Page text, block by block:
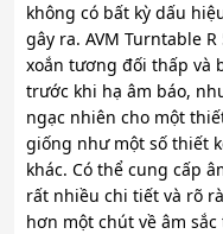
không có bất kỳ dấu
gây ra. AVM Turntable
xoắn tương đối thấp và
trước khi hạ âm báo,
ngạc nhiên cho một
giống như một số thiết
khác. Có thể cung cấp
rất nhiều chi tiết và rõ
hơn một chút về âm